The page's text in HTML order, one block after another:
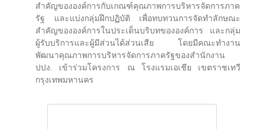
สำคัญขององค์การกับเกณฑ์คุณภาพการบริหารจัดการภาค
รัฐ และแบ่งกลุ่มฝึกปฏิบัติ เพื่อทบทวนการจัดทำลักษณะ
สำคัญขององค์การในประเด็นบริบทขององค์การ และกลุ่ม
ผู้รับบริการและผู้มีส่วนได้ส่วนเสีย โดยมีคณะทำงาน
พัฒนาคุณภาพการบริหารจัดการภาครัฐของสำนักงาน
ปปง. เข้าร่วมโครงการ ณ โรงแรมเอเชีย เขตราชเทวี
กรุงเทพมหานคร